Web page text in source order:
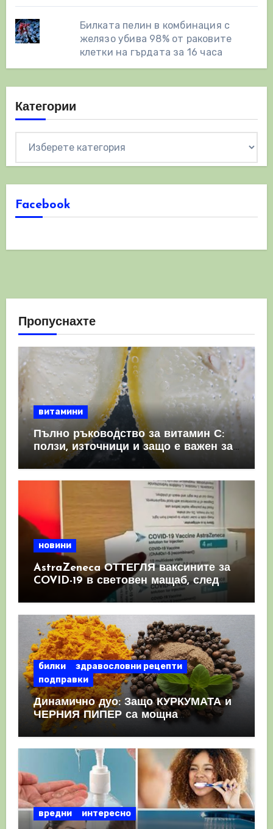
Билката пелин в комбинация с
желязо убива 98% от раковите
клетки на гърдата за 16 часа
Категории
Facebook
Пропуснахте
витамини
Пълно ръководство за витамин С:
ползи, източници и защо е важен за
имунната система
новини
AstraZeneca ОТТЕГЛЯ ваксините за
COVID-19 в световен мащаб, след
като призна, че те причиняват
билки
здравословни рецепти
подправки
Динамично дуо: Защо КУРКУМАТА и
ЧЕРНИЯ ПИПЕР са мощна
комбинация
вредни интересно